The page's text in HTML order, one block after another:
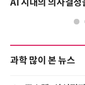
과학 많이 본 뉴스